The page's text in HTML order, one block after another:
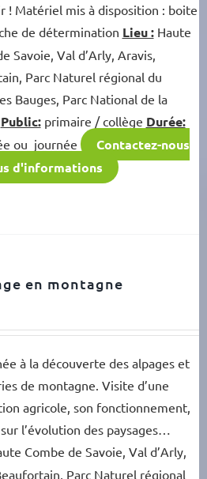
! Matériel mis à disposition : boite
de détermination Lieu :Haute
Savoie, Val d’Arly, Aravis,
Parc Naturel régional du
Bauges, Parc National de la
Public:primaire / collège Durée:
ou journée
Contactez-nous
d'informations
en montagne
à la découverte des alpages et
de montagne. Visite d’une
agricole, son fonctionnement,
l’évolution des paysages…
Combe de Savoie, Val d’Arly,
Parc Naturel régional